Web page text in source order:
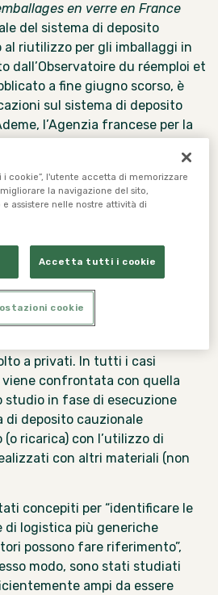
en verre en France
del sistema di deposito
riutilizzo per gli imballaggi in
dall’Observatoire du réemploi et
a fine giugno scorso, è
sul sistema di deposito
l’Agenzia francese per la
valuta cinque scenari di
le bottiglieche hanno target e
differenti. Tre scenari
dei privati,uno
(caffè, hotel e ristoranti) e
ilconsumo di conserve
a privati. In tutti i casi
viene confrontata con quella
studio in fase di esecuzione
deposito cauzionale
ricarica) con l’utilizzo di
con altri materiali (non
concepiti per “identificare le
di logistica più generiche
possono fare riferimento”,
modo, sono stati studiati
ampi da essere
cookie”, l'utente accetta di memorizzare
la navigazione del sito,
assistere nelle nostre attività di
Accetta tutti i cookie
cookie